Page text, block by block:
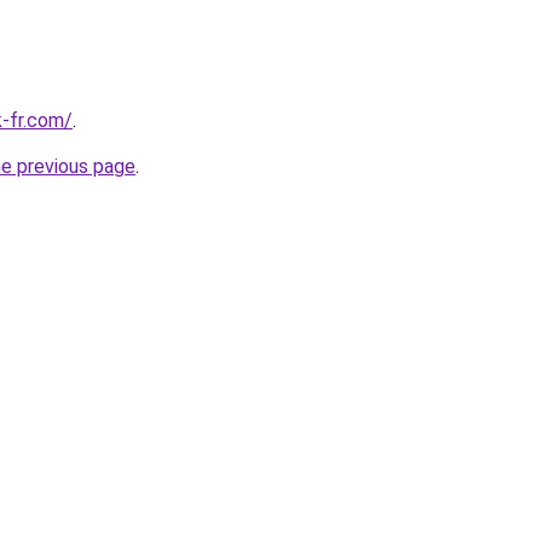
fr.com/.
previous page.